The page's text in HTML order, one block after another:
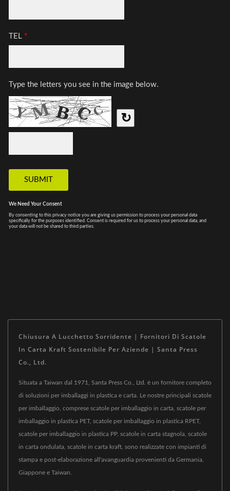
Chiusura A Lucchetto Sorridente | Fornitori Di Scatole
In Carta Kraft Sostenibile Per Aziende | Santa Press
Co., Ltd.
Situata a Taiwan dal 1971, Santa Press Co., Ltd. è un fornitore completo
di soluzioni per imballaggi in plastica e carta. Le nostre principali scatole
per imballaggio, comprese scatole per imballaggio in carta, scatole per
imballaggio in plastica PET, scatole per imballaggio in plastica RPET,
scatole per imballaggio in plastica PP, scatole in carta stagnola, scatole
in carta ondulata, scatole in carta kraft, sono realizzate con impianti di
stampa e post-elaborazione all'avanguardia provenienti da Germania,
Giappone e Taiwan.